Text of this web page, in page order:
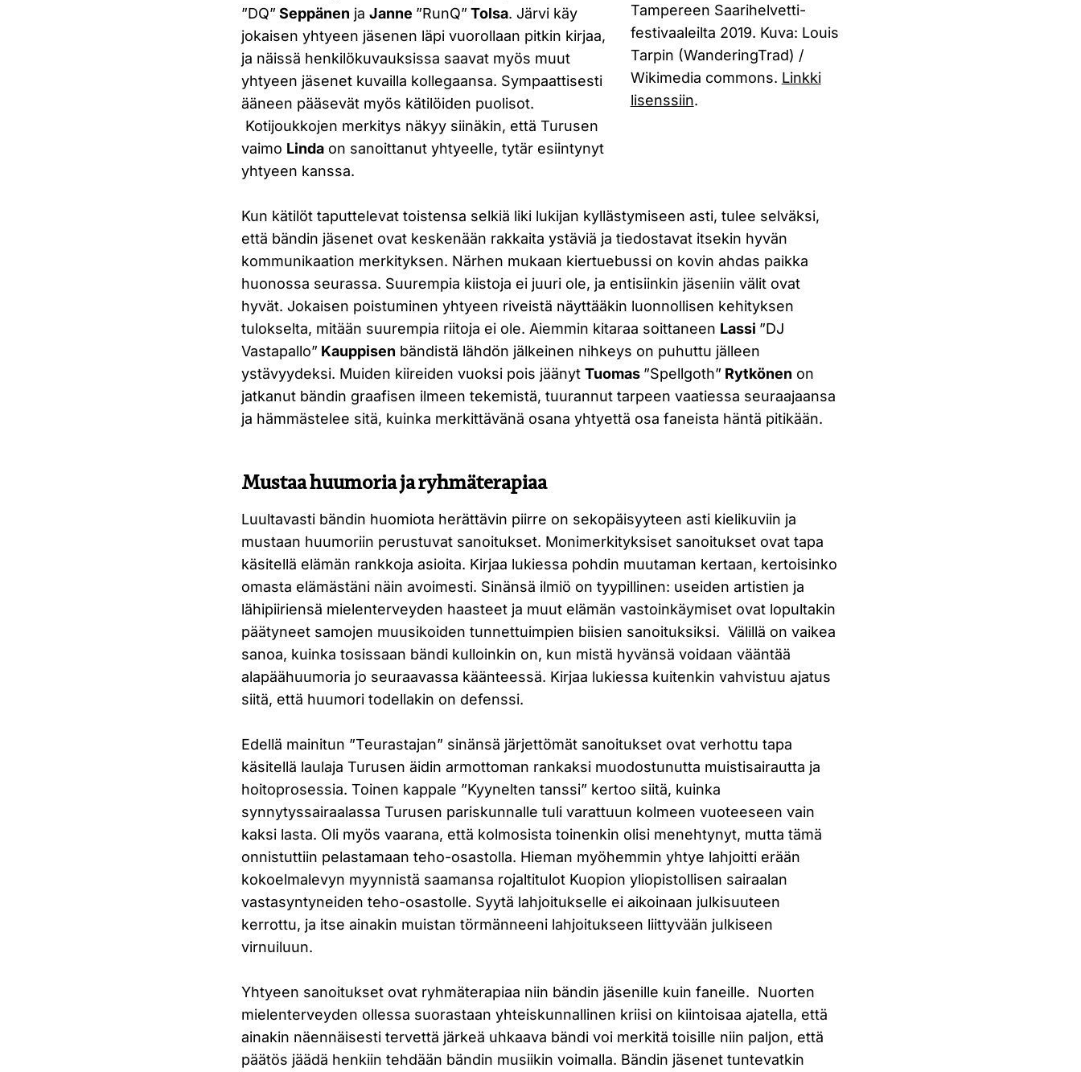
Tampereen Saarihelvetti-
festivaaleilta 2019. Kuva: Louis
Tarpin (WanderingTrad) /
Wikimedia commons. Linkki
lisenssiin.
”DQ” Seppänen jaJanne ”RunQ” Tolsa. Järvi käy
jokaisen yhtyeen jäsenen läpi vuorollaan pitkin kirjaa,
ja näissä henkilökuvauksissa saavat myös muut
yhtyeen jäsenet kuvailla kollegaansa. Sympaattisesti
ääneen pääsevät myös kätilöiden puolisot.
Kotijoukkojen merkitys näkyy siinäkin, että Turusen
vaimo Linda on sanoittanut yhtyeelle, tytär esiintynyt
yhtyeen kanssa.
Kun kätilöt taputtelevat toistensa selkiä liki lukijan kyllästymiseen asti, tulee selväksi,
että bändin jäsenet ovat keskenään rakkaita ystäviä ja tiedostavat itsekin hyvän
kommunikaation merkityksen. Närhen mukaan kiertuebussi on kovin ahdas paikka
huonossa seurassa. Suurempia kiistoja ei juuri ole, ja entisiinkin jäseniin välit ovat
hyvät. Jokaisen poistuminen yhtyeen riveistä näyttääkin luonnollisen kehityksen
tulokselta, mitään suurempia riitoja ei ole. Aiemmin kitaraa soittaneen Lassi ”DJ
Vastapallo” Kauppisen bändistä lähdön jälkeinen nihkeys on puhuttu jälleen
ystävyydeksi. Muiden kiireiden vuoksi pois jäänytTuomas ”Spellgoth” Rytkönen on
jatkanut bändin graafisen ilmeen tekemistä, tuurannut tarpeen vaatiessa seuraajaansa
ja hämmästelee sitä, kuinka merkittävänä osana yhtyettä osa faneista häntä pitikään.
Mustaa huumoria ja ryhmäterapiaa
Luultavasti bändin huomiota herättävin piirre on sekopäisyyteen asti kielikuviin ja
mustaan huumoriin perustuvat sanoitukset. Monimerkityksiset sanoitukset ovat tapa
käsitellä elämän rankkoja asioita. Kirjaa lukiessa pohdin muutaman kertaan, kertoisinko
omasta elämästäni näin avoimesti. Sinänsä ilmiö on tyypillinen: useiden artistien ja
lähipiiriensä mielenterveyden haasteet ja muut elämän vastoinkäymiset ovat lopultakin
päätyneet samojen muusikoiden tunnettuimpien biisien sanoituksiksi. Välillä on vaikea
sanoa, kuinka tosissaan bändi kulloinkin on, kun mistä hyvänsä voidaan vääntää
alapäähuumoria jo seuraavassa käänteessä. Kirjaa lukiessa kuitenkin vahvistuu ajatus
siitä, että huumori todellakin on defenssi.
Edellä mainitun ”Teurastajan” sinänsä järjettömät sanoitukset ovat verhottu tapa
käsitellä laulaja Turusen äidin armottoman rankaksi muodostunutta muistisairautta ja
hoitoprosessia. Toinen kappale ”Kyynelten tanssi” kertoo siitä, kuinka
synnytyssairaalassa Turusen pariskunnalle tuli varattuun kolmeen vuoteeseen vain
kaksi lasta. Oli myös vaarana, että kolmosista toinenkin olisi menehtynyt, mutta tämä
onnistuttiin pelastamaan teho-osastolla. Hieman myöhemmin yhtye lahjoitti erään
kokoelmalevyn myynnistä saamansa rojaltitulot Kuopion yliopistollisen sairaalan
vastasyntyneiden teho-osastolle. Syytä lahjoitukselle ei aikoinaan julkisuuteen
kerrottu, ja itse ainakin muistan törmänneeni lahjoitukseen liittyvään julkiseen
virnuiluun.
Yhtyeen sanoitukset ovat ryhmäterapiaa niin bändin jäsenille kuin faneille. Nuorten
mielenterveyden ollessa suorastaan yhteiskunnallinen kriisi on kiintoisaa ajatella, että
ainakin näennäisesti tervettä järkeä uhkaava bändi voi merkitä toisille niin paljon, että
päätös jäädä henkiin tehdään bändin musiikin voimalla. Bändin jäsenet tuntevatkin